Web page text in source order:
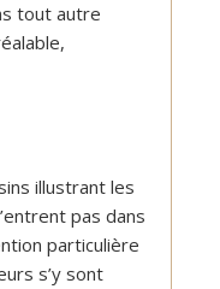
tout autre
illustrant les
pas dans
particulière
s’y sont